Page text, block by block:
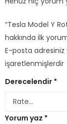
“Tesla Model Y
hakkında ilk
E-posta adresiniz
işaretlenmişlerdir
Derecelendir *
Yorum yaz *